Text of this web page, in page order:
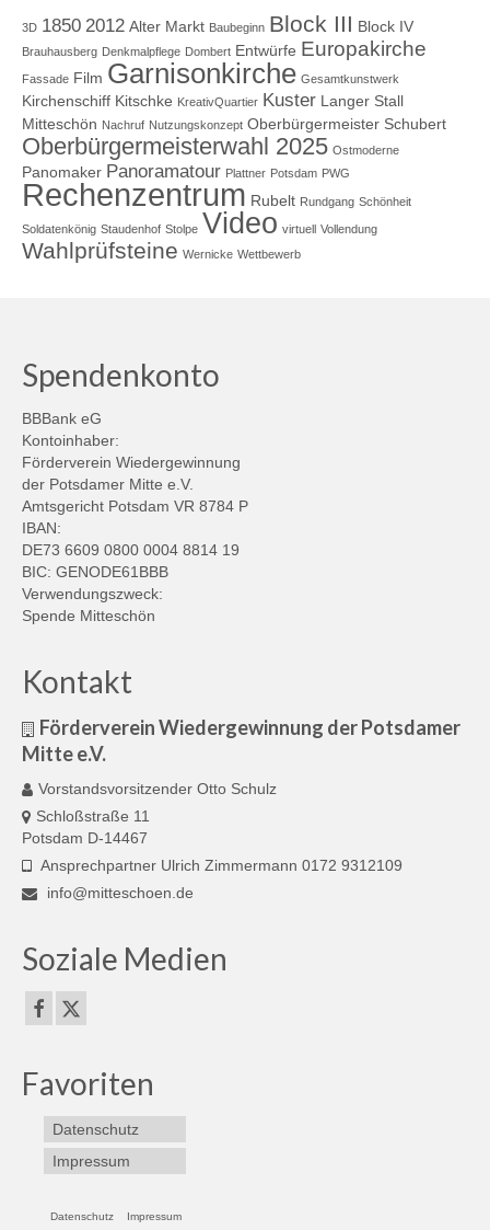
3D 1850 2012 Alter Markt Baubeginn Block III Block IV
Brauhausberg Denkmalpflege Dombert Entwürfe Europakirche
Fassade Film Garnisonkirche Gesamtkunstwerk
Kirchenschiff Kitschke KreativQuartier Kuster Langer Stall
Mitteschön Nachruf Nutzungskonzept Oberbürgermeister Schubert
Oberbürgermeisterwahl 2025 Ostmoderne
Panomaker Panoramatour Plattner Potsdam PWG
Rechenzentrum Rubelt Rundgang Schönheit
Soldatenkönig Staudenhof Stolpe Video virtuell Vollendung
Wahlprüfsteine Wernicke Wettbewerb
Spendenkonto
BBBank eG
Kontoinhaber:
Förderverein Wiedergewinnung
der Potsdamer Mitte e.V.
Amtsgericht Potsdam VR 8784 P
IBAN:
DE73 6609 0800 0004 8814 19
BIC: GENODE61BBB
Verwendungszweck:
Spende Mitteschön
Kontakt
Förderverein Wiedergewinnung der Potsdamer
Mitte e.V.
Vorstandsvorsitzender Otto Schulz
Schloßstraße 11
Potsdam D-14467
Ansprechpartner Ulrich Zimmermann 0172 9312109
info@mitteschoen.de
Soziale Medien
Favoriten
Datenschutz
Impressum
Datenschutz Impressum